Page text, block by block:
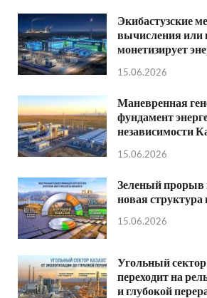
Экибастузские
вычисления или
монетизирует
15.06.2026
Маневренная
фундамент
независимости
15.06.2026
Зеленый прорыв
новая структура
15.06.2026
Угольный
переходит на
и глубокой